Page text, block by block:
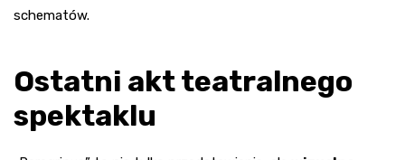
schematów.
Ostatni akt teatralnego
spektaklu